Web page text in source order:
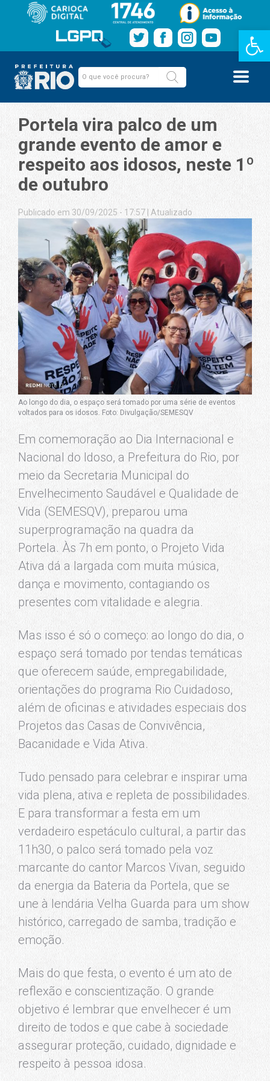
Barra de
Portela vira palco de um
grande evento de amor e
respeito aos idosos, neste 1º
de outubro
Publicado em 30/09/2025 - 17:57 Atualizado
Ao longo do dia, o espaço será tomado por uma série de eventos
voltados para os idosos. Foto: Divulgação/SEMESQV
Em comemoração ao Dia Internacional e
Nacional do Idoso, a Prefeitura do Rio, por
meio da Secretaria Municipal do
Envelhecimento Saudável e Qualidade de
Vida (SEMESQV), preparou uma
superprogramação na quadra da
Portela. Às 7h em ponto, o Projeto Vida
Ativa dá a largada com muita música,
dança e movimento, contagiando os
presentes com vitalidade e alegria.
Mas isso é só o começo: ao longo do dia, o
espaço será tomado por tendas temáticas
que oferecem saúde, empregabilidade,
orientações do programa Rio Cuidadoso,
além de oficinas e atividades especiais dos
Projetos das Casas de Convivência,
Bacanidade e Vida Ativa.
Tudo pensado para celebrar e inspirar uma
vida plena, ativa e repleta de possibilidades.
E para transformar a festa em um
verdadeiro espetáculo cultural, a partir das
11h30, o palco será tomado pela voz
marcante do cantor Marcos Vivan, seguido
da energia da Bateria da Portela, que se
une à lendária Velha Guarda para um show
histórico, carregado de samba, tradição e
emoção.
Mais do que festa, o evento é um ato de
reflexão e conscientização. O grande
objetivo é lembrar que envelhecer é um
direito de todos e que cabe à sociedade
assegurar proteção, cuidado, dignidade e
respeito à pessoa idosa.